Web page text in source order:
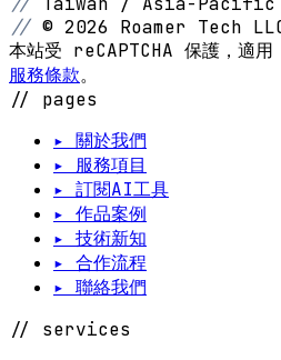
// © 2026 Roamer Tech
本站受 reCAPTCHA 保護，適
服務條款。
// pages
▸ 關於我們
▸ 服務項目
▸ 訂閱AI工具
▸ 作品案例
▸ 技術新知
▸ 合作流程
▸ 聯絡我們
// services